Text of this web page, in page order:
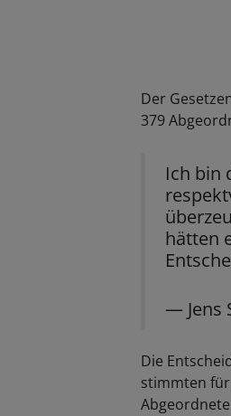
Der
379
Ich bin
hätten
— Jens
Die
stimmten